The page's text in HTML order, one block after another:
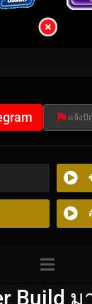
แจ้งปั
Build ม